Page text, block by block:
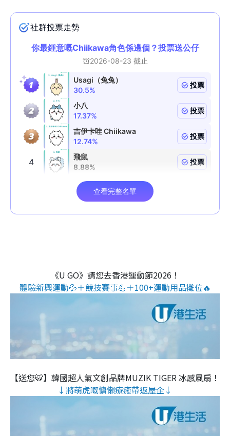
《U GO》請您去香港運動節2026！
體驗新興運動💦＋競技賽事💪＋100+運動用品攤位🔥
【送您🐯】韓國超人氣文創品牌MUZIK TIGER 冰感風扇！
↓將萌虎嘅慵懶療癒帶返屋企↓